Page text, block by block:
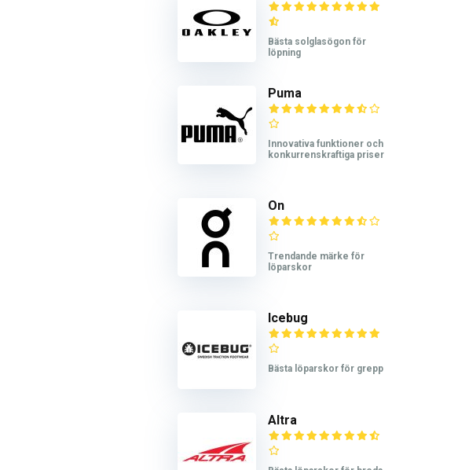
Bästa solglasögon för
löpning
Puma
Innovativa funktioner och
konkurrenskraftiga priser
On
Trendande märke för
löparskor
Icebug
Bästa löparskor för grepp
Altra